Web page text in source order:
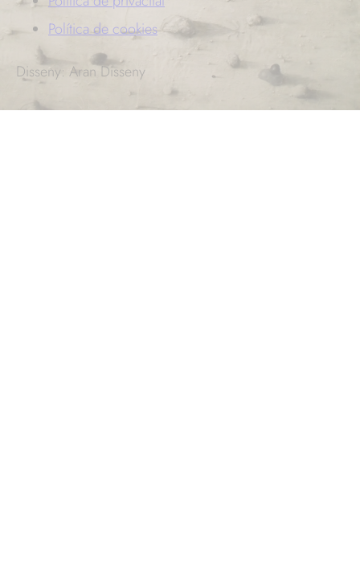
Política de cookies
Disseny: Aran Disseny